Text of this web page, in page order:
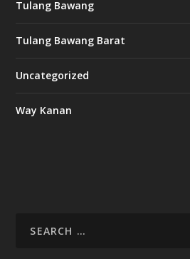
Tulang Bawang
Tulang Bawang Barat
Uncategorized
Way Kanan